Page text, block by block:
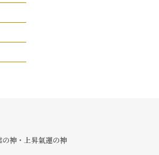
神・上昇氣運の神